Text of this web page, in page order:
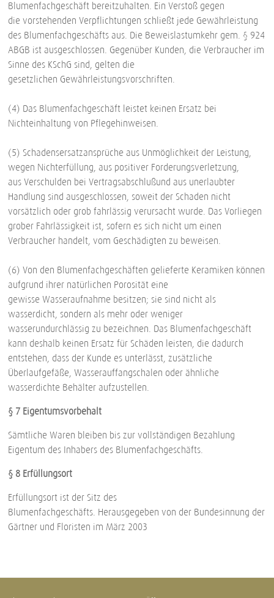
Blumenfachgeschäft bereitzuhalten. Ein Verstoß gegen
die vorstehenden Verpflichtungen schließt jede Gewährleistung
des Blumenfachgeschäfts aus. Die Beweislastumkehr gem. § 924
ABGB ist ausgeschlossen. Gegenüber Kunden, die Verbraucher im
Sinne des KSchG sind, gelten die
gesetzlichen Gewährleistungsvorschriften.
(4) Das Blumenfachgeschäft leistet keinen Ersatz bei
Nichteinhaltung von Pflegehinweisen.
(5) Schadensersatzansprüche aus Unmöglichkeit der Leistung,
wegen Nichterfüllung, aus positiver Forderungsverletzung,
aus Verschulden bei Vertragsabschlußund aus unerlaubter
Handlung sind ausgeschlossen, soweit der Schaden nicht
vorsätzlich oder grob fahrlässig verursacht wurde. Das Vorliegen
grober Fahrlässigkeit ist, sofern es sich nicht um einen
Verbraucher handelt, vom Geschädigten zu beweisen.
(6) Von den Blumenfachgeschäften gelieferte Keramiken können
aufgrund ihrer natürlichen Porosität eine
gewisse Wasseraufnahme besitzen; sie sind nicht als
wasserdicht, sondern als mehr oder weniger
wasserundurchlässig zu bezeichnen. Das Blumenfachgeschäft
kann deshalb keinen Ersatz für Schäden leisten, die dadurch
entstehen, dass der Kunde es unterlässt, zusätzliche
Überlaufgefäße, Wasserauffangschalen oder ähnliche
wasserdichte Behälter aufzustellen.
§ 7 Eigentumsvorbehalt
Sämtliche Waren bleiben bis zur vollständigen Bezahlung
Eigentum des Inhabers des Blumenfachgeschäfts.
§ 8 Erfüllungsort
Erfüllungsort ist der Sitz des
Blumenfachgeschäfts. Herausgegeben von der Bundesinnung der
Gärtner und Floristen im März 2003